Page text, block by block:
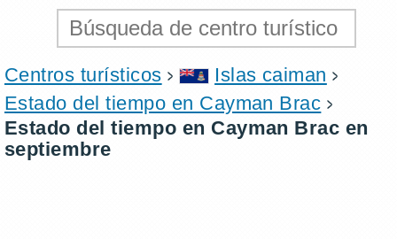
Centros turísticos
Islas caiman
Estado del tiempo en Cayman Brac
Estado del tiempo en Cayman Brac en
septiembre